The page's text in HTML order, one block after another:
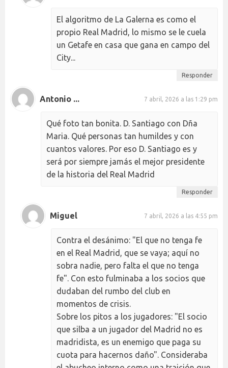
El algoritmo de La Galerna es como el
propio Real Madrid, lo mismo se le cuela
un Getafe en casa que gana en campo del
City...
Responder
Antonio ... 7 abril, 2026 a las 1:29 pm
Qué foto tan bonita. D. Santiago con Dña
Maria. Qué personas tan humildes y con
cuantos valores. Por eso D. Santiago es y
será por siempre jamás el mejor presidente
de la historia del Real Madrid
Responder
Miguel 7 abril, 2026 a las 4:55 pm
Contra el desánimo: "El que no tenga fe
en el Real Madrid, que se vaya; aquí no
sobra nadie, pero falta el que no tenga
fe". Con esto fulminaba a los socios que
dudaban del rumbo del club en
momentos de crisis.
Sobre los pitos a los jugadores: "El socio
que silba a un jugador del Madrid no es
madridista, es un enemigo que paga su
cuota para hacernos daño". Consideraba